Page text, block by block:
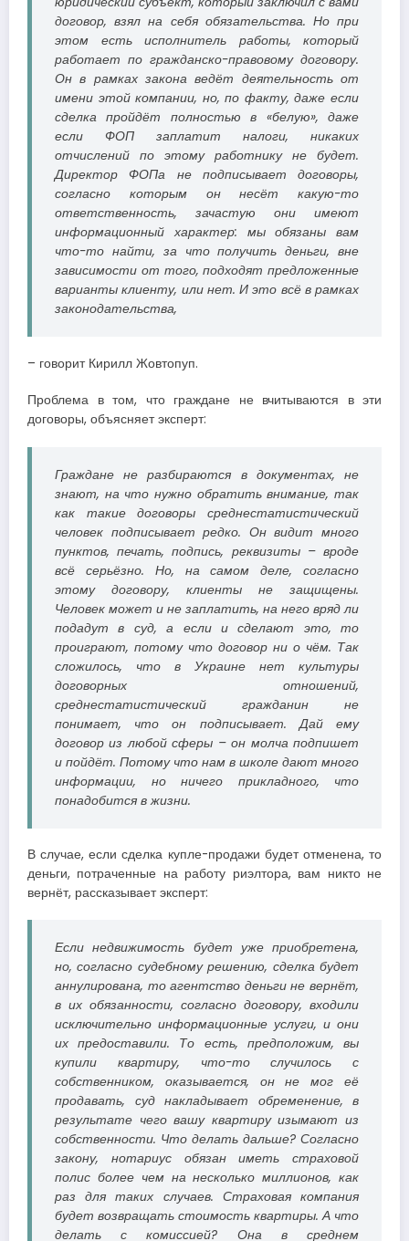
договор, взял на себя обязательства. Но при
этом есть исполнитель работы, который
работает по гражданско-правовому договору.
Он в рамках закона ведёт деятельность от
имени этой компании, но, по факту, даже если
сделка пройдёт полностью в «белую», даже
если ФОП заплатит налоги, никаких
отчислений по этому работнику не будет.
Директор ФОПа не подписывает договоры,
согласно которым он несёт какую-то
ответственность, зачастую они имеют
информационный характер: мы обязаны вам
что-то найти, за что получить деньги, вне
зависимости от того, подходят предложенные
варианты клиенту, или нет. И это всё в рамках
законодательства,
– говорит Кирилл Жовтопуп.
Проблема в том, что граждане не вчитываются в эти
договоры, объясняет эксперт:
Граждане не разбираются в документах, не
знают, на что нужно обратить внимание, так
как такие договоры среднестатистический
человек подписывает редко. Он видит много
пунктов, печать, подпись, реквизиты – вроде
всё серьёзно. Но, на самом деле, согласно
этому договору, клиенты не защищены.
Человек может и не заплатить, на него вряд ли
подадут в суд, а если и сделают это, то
проиграют, потому что договор ни о чём. Так
сложилось, что в Украине нет культуры
договорных отношений,
среднестатистический гражданин не
понимает, что он подписывает. Дай ему
договор из любой сферы – он молча подпишет
и пойдёт. Потому что нам в школе дают много
информации, но ничего прикладного, что
понадобится в жизни.
В случае, если сделка купле-продажи будет отменена, то
деньги, потраченные на работу риэлтора, вам никто не
вернёт, рассказывает эксперт:
Если недвижимость будет уже приобретена,
но, согласно судебному решению, сделка будет
аннулирована, то агентство деньги не вернёт,
в их обязанности, согласно договору, входили
исключительно информационные услуги, и они
их предоставили. То есть, предположим, вы
купили квартиру, что-то случилось с
собственником, оказывается, он не мог её
продавать, суд накладывает обременение, в
результате чего вашу квартиру изымают из
собственности. Что делать дальше? Согласно
закону, нотариус обязан иметь страховой
полис более чем на несколько миллионов, как
раз для таких случаев. Страховая компания
будет возвращать стоимость квартиры. А что
делать с комиссией? Она в среднем